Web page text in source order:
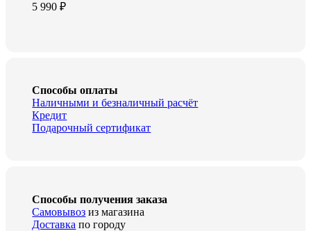
5 990₽
Способы оплаты
Наличными и безналичный расчёт
Кредит
Подарочный сертификат
Способы получения заказа
Самовывоз из магазина
Доставка по городу